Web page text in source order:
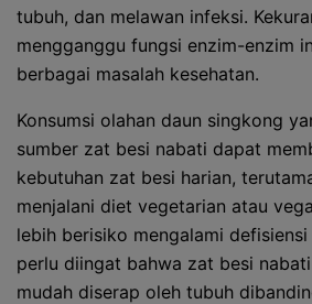
tubuh, dan melawan infeksi.
mengganggu fungsi enzim-enzim
berbagai masalah kesehatan.
Konsumsi olahan daun singkong
sumber zat besi nabati dapat
kebutuhan zat besi harian,
menjalani diet vegetarian atau
lebih berisiko mengalami
perlu diingat bahwa zat besi
mudah diserap oleh tubuh